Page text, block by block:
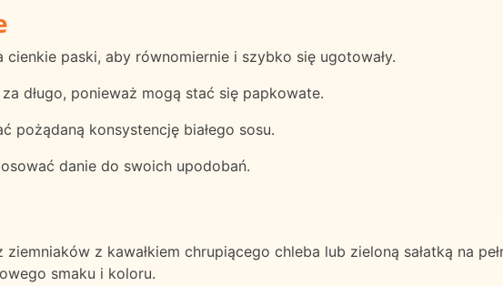
paski, aby równomiernie i szybko się ugotowały.
długo, ponieważ mogą stać się papkowate.
pożądaną konsystencję białego sosu.
danie do swoich upodobań.
z kawałkiem chrupiącego chleba lub zieloną sałatką na
smaku i koloru.